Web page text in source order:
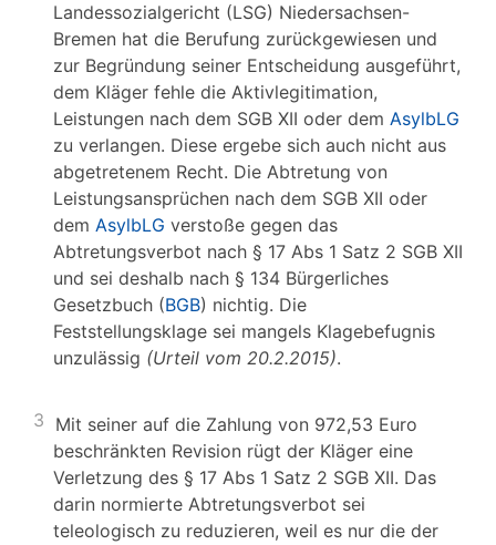
Landessozialgericht (LSG) Niedersachsen-
Bremen hat die Berufung zurückgewiesen und
zur Begründung seiner Entscheidung ausgeführt,
dem Kläger fehle die Aktivlegitimation,
Leistungen nach dem SGB XII oder dem AsylbLG
zu verlangen. Diese ergebe sich auch nicht aus
abgetretenem Recht. Die Abtretung von
Leistungsansprüchen nach dem SGB XII oder
dem AsylbLG verstoße gegen das
Abtretungsverbot nach § 17 Abs 1 Satz 2 SGB XII
und sei deshalb nach § 134 Bürgerliches
Gesetzbuch (BGB) nichtig. Die
Feststellungsklage sei mangels Klagebefugnis
unzulässig (Urteil vom 20.2.2015).
3 Mit seiner auf die Zahlung von 972,53 Euro
beschränkten Revision rügt der Kläger eine
Verletzung des § 17 Abs 1 Satz 2 SGB XII. Das
darin normierte Abtretungsverbot sei
teleologisch zu reduzieren, weil es nur die der